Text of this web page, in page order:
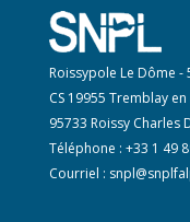
Roissypole Le Dôme -
CS 19955 Tremblay en
95733 Roissy Charles
Téléphone : +33 1 49
Courriel :